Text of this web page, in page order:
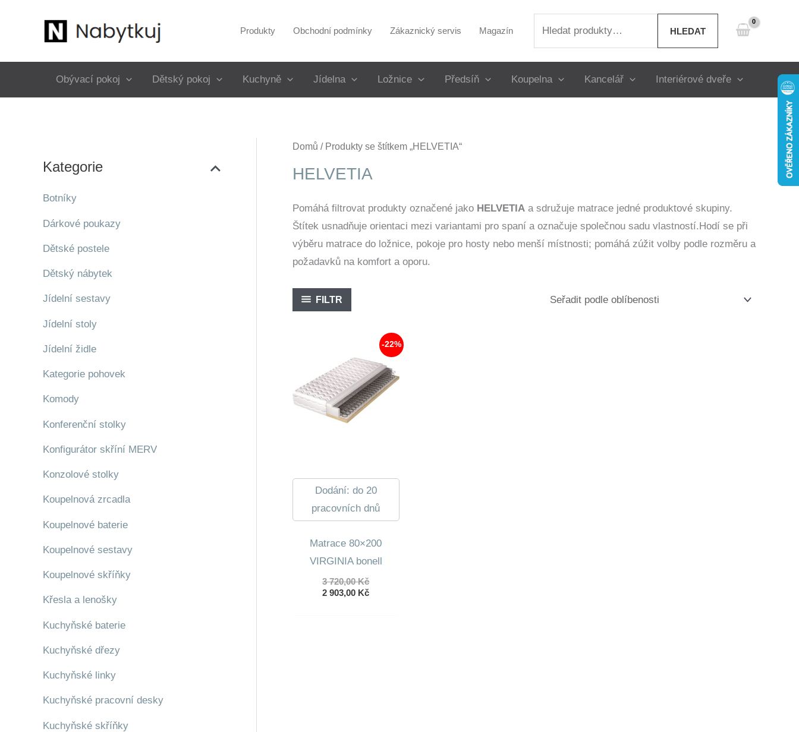
Produkty Obchodní podmínky Zákaznický servis Magazín HLEDAT
Obývací pokoj Dětský pokoj Kuchyně Jídelna Ložnice Předsíň Koupelna Kancelář Interiérové dveře
Kategorie
Botníky
Dárkové poukazy
Dětské postele
Dětský nábytek
Jídelní sestavy
Jídelní stoly
Jídelní židle
Kategorie pohovek
Komody
Konferenční stolky
Konfigurátor skříní MERV
Konzolové stolky
Koupelnová zrcadla
Koupelnové baterie
Koupelnové sestavy
Koupelnové skříňky
Křesla a lenošky
Kuchyňské baterie
Kuchyňské dřezy
Kuchyňské linky
Kuchyňské pracovní desky
Kuchyňské skříňky
Domů / Produkty se štítkem „HELVETIA“
HELVETIA
Pomáhá filtrovat produkty označené jako HELVETIA a sdružuje matrace jedné produktové skupiny.
Štítek usnadňuje orientaci mezi variantami pro spaní a označuje společnou sadu vlastností.Hodí se při
výběru matrace do ložnice, pokoje pro hosty nebo menší místnosti; pomáhá zúžit volby podle rozměru a
požadavků na komfort a oporu.
FILTR
-22%
Dodání: do 20
pracovních dnů
Matrace 80×200
VIRGINIA bonell
3 720,00KčPůvodní
cena
2 903,00 KčAktuální